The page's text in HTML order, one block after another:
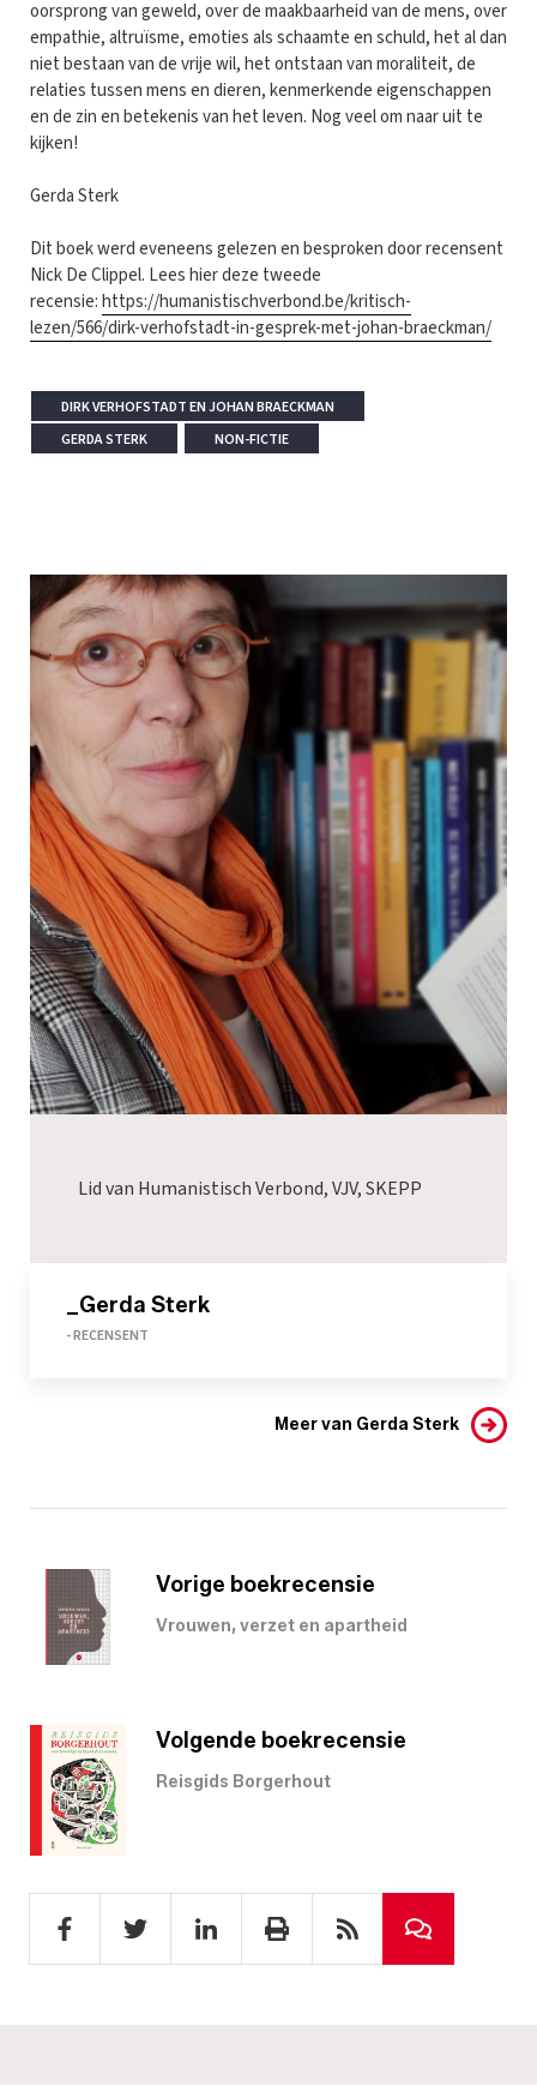
oorsprong van geweld, over de maakbaarheid van de mens, over
empathie, altruïsme, emoties als schaamte en schuld, het al dan
niet bestaan van de vrije wil, het ontstaan van moraliteit, de
relaties tussen mens en dieren, kenmerkende eigenschappen
en de zin en betekenis van het leven. Nog veel om naar uit te
kijken!
Gerda Sterk
Dit boek werd eveneens gelezen en besproken door recensent
Nick De Clippel. Lees hier deze tweede
recensie:https://humanistischverbond.be/kritisch-
lezen/566/dirk-verhofstadt-in-gesprek-met-johan-braeckman/
DIRK VERHOFSTADT EN JOHAN BRAECKMAN
GERDA STERK
NON-FICTIE
Lid van Humanistisch Verbond, VJV, SKEPP
_Gerda Sterk
- RECENSENT
Meer van Gerda Sterk
Vorige boekrecensie
Vrouwen, verzet en apartheid
Volgende boekrecensie
Reisgids Borgerhout